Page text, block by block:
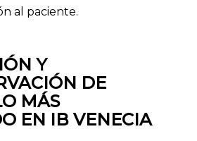
al paciente.
Y
DE
MÁS
EN IB VENECIA